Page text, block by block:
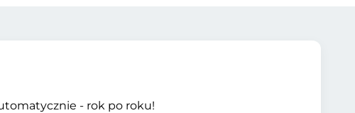
- rok po roku!